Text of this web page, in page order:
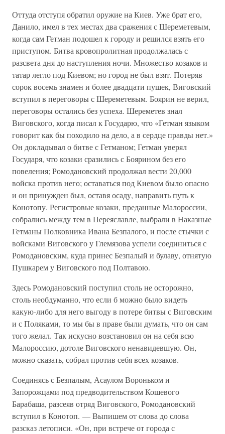
Оттуда отступя обратил оружие на Киев. Уже брат его,
Данило, имел в тех местах два сражения с Шереметевым,
когда сам Гетман подошел к городу и решился взять его
приступом. Битва кровопролитная продолжалась с
разсвета дня до наступления ночи. Множество козаков и
татар легло под Киевом; но город не был взят. Потеряв
сорок восемь знамен и более двадцати пушек, Виговский
вступил в переговоры с Шереметевым. Боярин не верил,
переговоры остались без успеха. Шереметев знал
Виговского, когда писал к Государю, что «Гетман языком
говорит как бы походило на дело, а в сердце правды нет.»
Он докладывал о битве с Гетманом; Гетман уверял
Государя, что козаки сразились с Боярином без его
повеления; Ромодановский продолжал вести 20,000
войска против него; оставаться под Киевом было опасно
и он принужден был, оставя осаду, направить путь к
Конотопу. Регистровые козаки, преданные Малороссии,
собрались между тем в Переяславле, выбрали в Наказные
Гетманы Полковника Ивана Безпалого, и после стычки с
войсками Виговского у Глемязова успели соединиться с
Ромодановским, куда принес Безпалый и булаву, отнятую
Пушкарем у Виговского под Полтавою.
Здесь Ромодановский поступил столь не осторожно,
столь необдуманно, что если б можно было видеть
какую-либо для него выгоду в потере битвы с Виговским
и с Поляками, то мы бы в праве были думать, что он сам
того желал. Так искусно возстановил он на себя всю
Малороссию, дотоле Виговского ненавидевшую. Он,
можно сказать, собрал против себя всех козаков.
Соединясь с Безпалым, Асаулом Вороньком и
Запорожцами под предводительством Кошевого
Барабаша, разсеяв отряд Виговского, Ромодановский
вступил в Конотоп. — Выпишем от слова до слова
разсказ летописи. «Он, при встрече от города с